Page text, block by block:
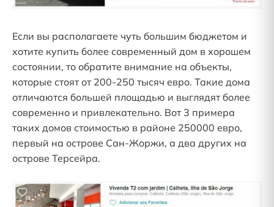
Если вы располагаете чуть большим бюджетом и
хотите купить более современный дом в хорошем
состоянии, то обратите внимание на объекты,
которые стоят от 200-250 тысяч евро. Такие дома
отличаются большей площадью и выглядят более
современно и привлекательно. Вот 3 примера
таких домов стоимостью в районе 250000 евро,
первый на острове Сан-Жоржи, а два других на
острове Терсейра.